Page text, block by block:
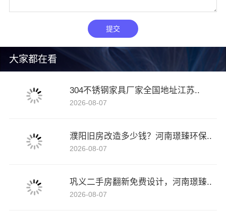
大家都在看
304不锈钢家具厂家全国地址江苏..
2026-08-07
濮阳旧房改造多少钱？河南璟臻环保..
2026-08-07
巩义二手房翻新免费设计，河南璟臻..
2026-08-07
提交